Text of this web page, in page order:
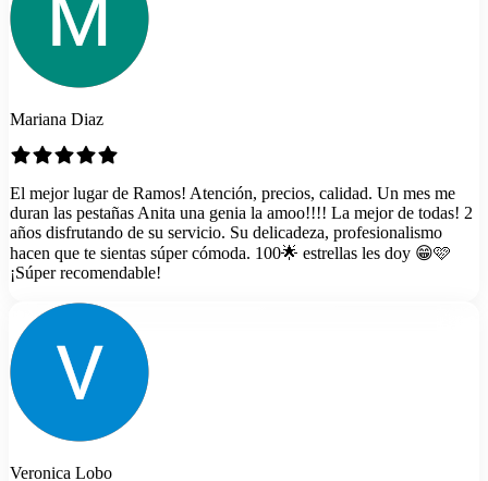
Mariana Diaz
El mejor lugar de Ramos! Atención, precios, calidad. Un mes me
duran las pestañas Anita una genia la amoo!!!! La mejor de todas! 2
años disfrutando de su servicio. Su delicadeza, profesionalismo
hacen que te sientas súper cómoda. 100🌟 estrellas les doy 😁🩷
¡Súper recomendable!
Veronica Lobo